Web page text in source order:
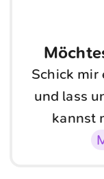
Schick mir
und lass
kannst